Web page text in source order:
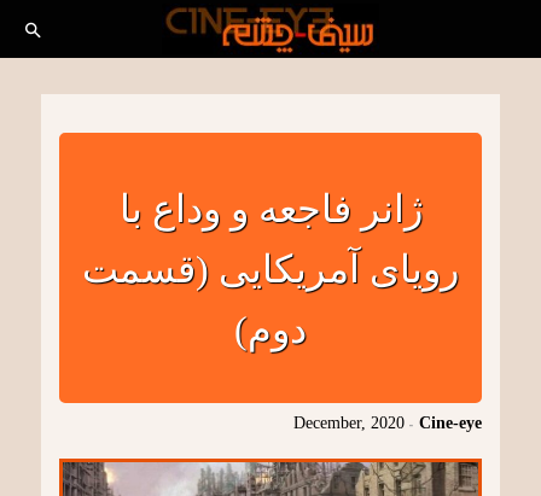
ژانر فاجعه و وداع با
رویای آمریکایی (قسمت
دوم)
Cine-eye
-
December, 2020